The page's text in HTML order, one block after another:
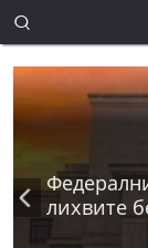
лихвите